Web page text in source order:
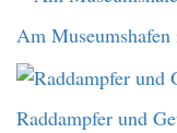
Am
Raddampfer und